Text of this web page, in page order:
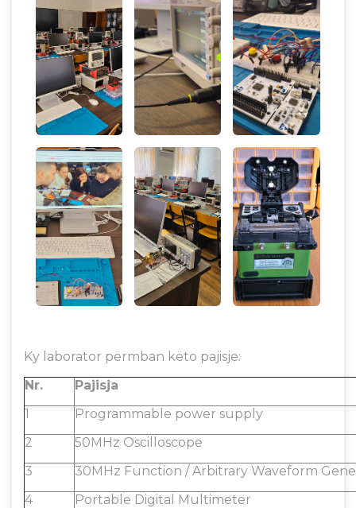
Ky laborator përmban këto pajisje:
Nr.
Pajisja
1
Programmable power supply
2
50MHz Oscilloscope
3
30MHz Function / Arbitrary Waveform
4
Portable Digital Multimeter